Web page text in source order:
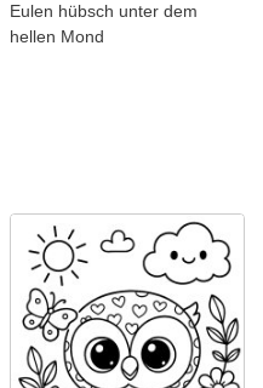
Eulen hübsch unter dem
hellen Mond